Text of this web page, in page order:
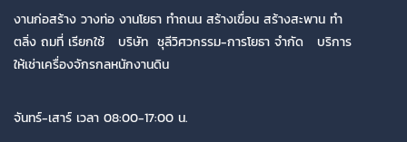
งานก่อสร้าง วางท่อ งานโยธา ทำถนน สร้างเขื่อน สร้างสะพาน ทำ
ตลิ่ง ถมที่ เรียกใช้ บริษัท ชุลีวิศวกรรม-การโยธา จำกัด บริการ
ให้เช่าเครื่องจักรกลหนักงานดิน
จันทร์-เสาร์ เวลา 08:00-17:00 น.